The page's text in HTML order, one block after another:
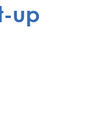
up